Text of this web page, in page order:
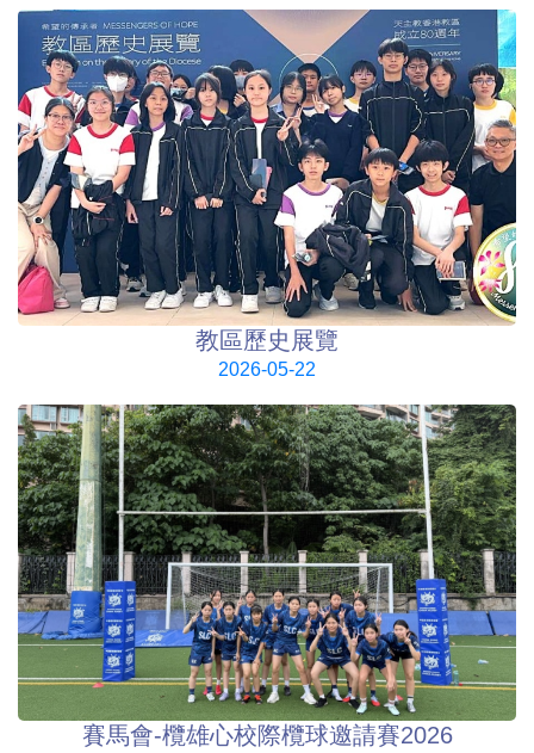
教區歷史展覽
2026-05-22
賽馬會-欖雄心校際欖球邀請賽2026